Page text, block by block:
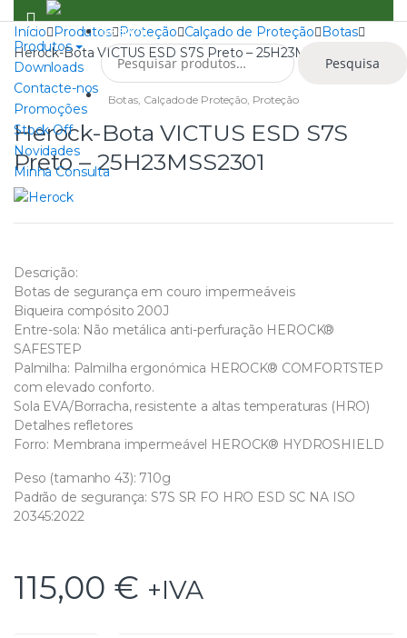
navigation
content
Produtos
Downloads
Contacte-nos
Promoções
Stock Off
Novidades
Minha Consulta
Search
Pesquisar
por:
Pesquisa
0
Início Produtos Proteção Calçado de Proteção Botas
Herock-Bota VICTUS ESD S7S Preto – 25H23MSS2301
Botas, Calçado de Proteção, Proteção
Herock-Bota VICTUS ESD S7S
Preto – 25H23MSS2301
Descrição:
Botas de segurança em couro impermeáveis
Biqueira compósito 200J
Entre-sola: Não metálica anti-perfuração HEROCK®
SAFESTEP
Palmilha: Palmilha ergonómica HEROCK® COMFORTSTEP
com elevado conforto.
Sola EVA/Borracha, resistente a altas temperaturas (HRO)
Detalhes refletores
Forro: Membrana impermeável HEROCK® HYDROSHIELD
Peso (tamanho 43): 710g
Padrão de segurança: S7S SR FO HRO ESD SC NA ISO
20345:2022
115,00 € +IVA